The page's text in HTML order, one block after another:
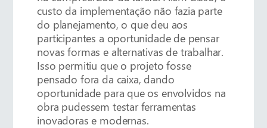
custo da implementação não fazia parte
do planejamento, o que deu aos
participantes a oportunidade de pensar
novas formas e alternativas de trabalhar.
Isso permitiu que o projeto fosse
pensado fora da caixa, dando
oportunidade para que os envolvidos na
obra pudessem testar ferramentas
inovadoras e modernas.